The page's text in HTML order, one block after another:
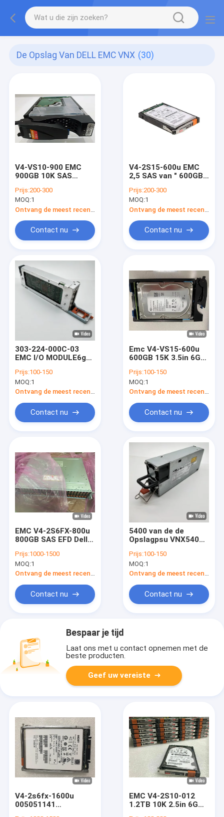
De Opslag Van DELL EMC VNX (30)
V4-VS10-900 EMC
900GB 10K SAS
10000rpm 005049205
Dell Vnx 5400
Prijs:200-300
MOQ:1
Contact nu
V4-2S15-600u EMC
2,5 SAS van ″ 600GB
Aandrijving
005050936
005050935
005050847
Prijs:200-300
MOQ:1
Contact nu
303-224-000C-03
EMC I/O MODULE6g
Voedingvervanging
Prijs:100-150
MOQ:1
Contact nu
Emc V4-VS15-600u
600GB 15K 3.5in 6G
VNX Opslag 5200
5400
Prijs:100-150
MOQ:1
Contact nu
EMC V4-2S6FX-800u
800GB SAS EFD Dell
5400 van DELL EMC
VNX
Prijs:1000-1500
MOQ:1
Ontvang de meest recente Prijs
Contact nu
5400 van de de
Opslagpsu VNX5400
EMC VNX Eenheid
071-000-578 1100w
Prijs:100-150
MOQ:1
Ontvang de meest recente Prijs
Contact nu
Bespaar je tijd
Laat ons met u contact opnemen met de
beste producten.
Geef uw vereiste
V4-2s6fx-1600u
005051141
EMC V4-2S10-012
1.2TB 10K 2.5in 6G